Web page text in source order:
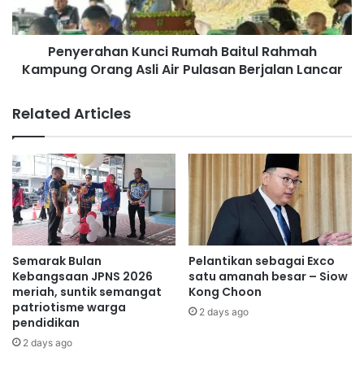
a
n
k
e
a
d
a
p
e
b
a
n
g
u
h
a
c
i
R
u
m
a
h
B
a
i
t
u
l
R
Penyerahan Kunci Rumah Baitul Rahmah
Kampung Orang Asli Air Pulasan Berjalan Lancar
Related Articles
Semarak Bulan
Kebangsaan JPNS 2026
meriah, suntik semangat
patriotisme warga
pendidikan
2 days ago
Pelantikan sebagai Exco
satu amanah besar – Siow
Kong Choon
2 days ago